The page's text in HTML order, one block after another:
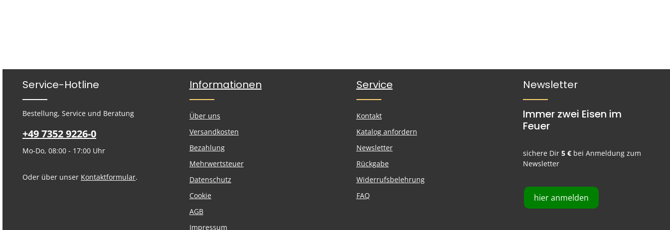
Service-Hotline
Bestellung, Service und Beratung
+49 7352 9226-0
Mo-Do, 08:00 - 17:00 Uhr
Oder über unser Kontaktformular.
Informationen
Über uns
Versandkosten
Bezahlung
Mehrwertsteuer
Datenschutz
Cookie
AGB
Impressum
Service
Kontakt
Katalog anfordern
Newsletter
Rückgabe
Widerrufsbelehrung
FAQ
Newsletter
Immer zwei Eisen im
Feuer
sichere Dir5 € bei Anmeldung zum
Newsletter
hier anmelden